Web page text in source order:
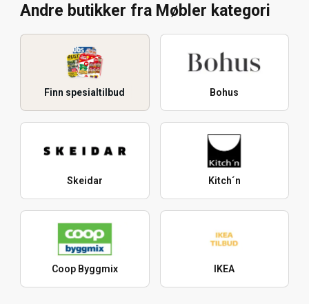
Andre butikker fra Møbler kategori
Finn spesialtilbud Bohus
Skeidar Kitch´n
Coop Byggmix IKEA